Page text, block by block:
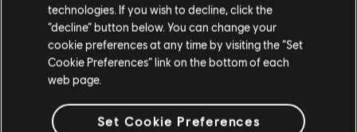
Im aktuellen Store bleiben
ZUM LOKALEN STORE WECHSELN
technologies. If you wish to decline, click the
“decline” button below. You can change your
cookie preferences at any time by visiting the “Set
Cookie Preferences” link on the bottom of each
web page.
Set Cookie Preferences